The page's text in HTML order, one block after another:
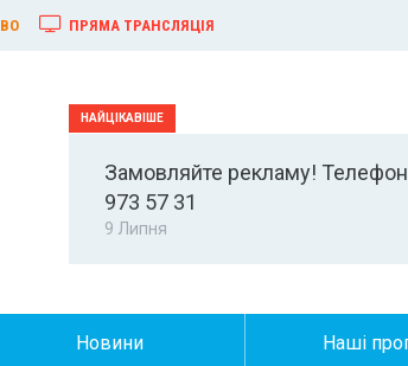
ПРЯМА ТРАНСЛЯЦІЯ
Замовляйте рекламу!
973 57 31
9 Липня
Новини Наші